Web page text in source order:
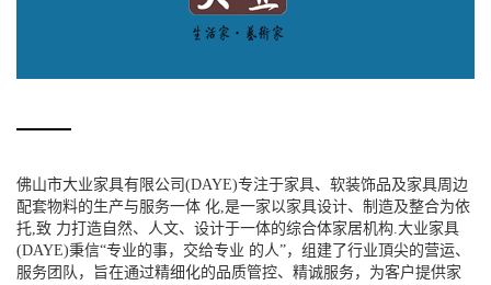
佛山市大业家具有限公司(DAYE)专注于家具、软装饰品及家具周边
配套物料的生产与服务一体 化,是一家以家具设计、制造及整合为依
托,致 力打造自然、人文、设计于一体的综合体家居机构.大业家具
(DAYE)秉信“专业的事，交给专业 的人”，组建了行业頂尖的营运、
服务团队，旨在通过精细化的品质管控、精诚服务，为客户提供家